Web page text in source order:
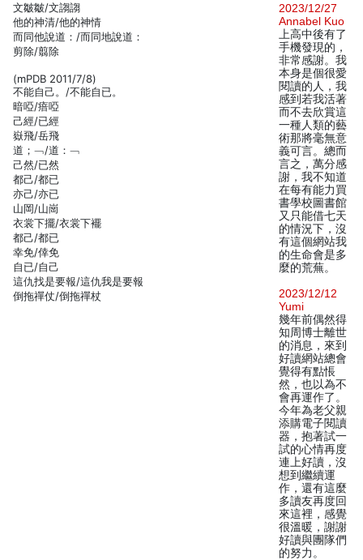
文皺皺/文謅謅
他的神清/他的神情
而同他說道：/而同地說道：
剪除/翦除
(mPDB 2011/7/8)
不能自己。/不能自已。
暗啞/瘖啞
己經/已經
嶽飛/岳飛
道；﹁/道：﹁
己然/已然
都己/都已
亦己/亦已
山岡/山崗
衣裳下擺/衣裳下襬
都己/都已
幸免/倖免
自已/自己
這仇找是要報/這仇我是要報
倒拖禪仗/倒拖禪杖
2023/12/27
Annabel Kuo
上高中後有了
手機發現的，
非常感謝。我
本身是個很愛
閱讀的人，我
感到若我活著
而不去欣賞這
一種人類的藝
術那將毫無意
義可言。總而
言之，萬分感
謝，我不知道
在每有能力買
書學校圖書館
又只能借七天
的情況下，沒
有這個網站我
的生命會是多
麼的荒蕪。
2023/12/12
Yumi
幾年前偶然得
知周博士離世
的消息，來到
好讀網站總會
覺得有點悵
然，也以為不
會再運作了。
今年為老父親
添購電子閱讀
器，抱著試一
試的心情再度
連上好讀，沒
想到繼續運
作，還有這麼
多讀友再度回
來這裡，感覺
很溫暖，謝謝
好讀與團隊們
的努力。